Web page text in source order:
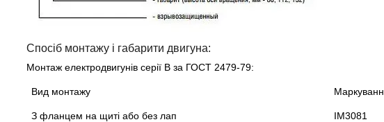
Спосіб монтажу і габарити двигуна:
Монтаж електродвигунів серії В за ГОСТ 2479-79:
Вид монтажу
З фланцем на щиті або без лап IM3081